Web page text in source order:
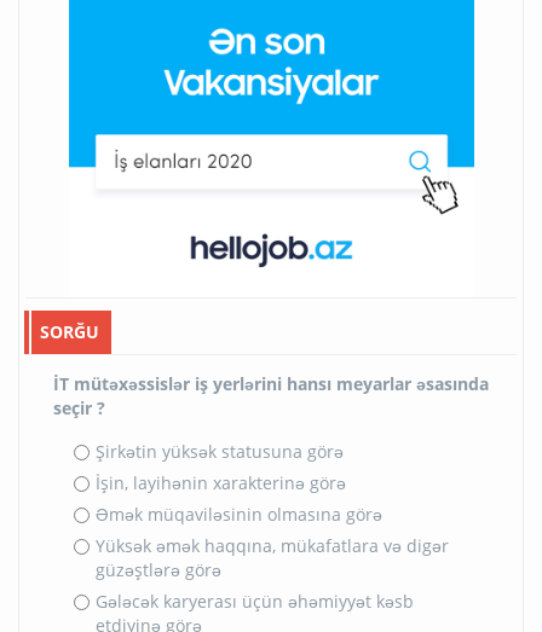
SORĞU
İT mütəxəssislər iş yerlərini hansı meyarlar əsasında
seçir ?
Şirkətin yüksək statusuna görə
İşin, layihənin xarakterinə görə
Əmək müqaviləsinin olmasına görə
Yüksək əmək haqqına, mükafatlara və digər
güzəştlərə görə
Gələcək karyerası üçün əhəmiyyət kəsb
etdiyinə görə